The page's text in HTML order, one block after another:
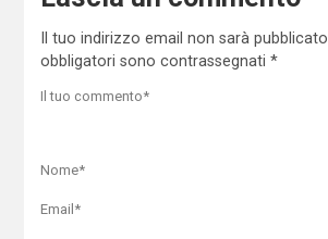
Il tuo indirizzo email non sarà pubblicato.
obbligatori sono contrassegnati *